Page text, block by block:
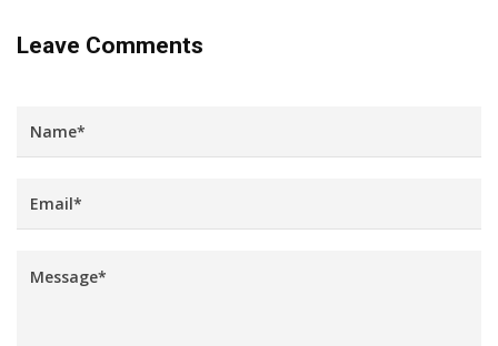
Leave Comments